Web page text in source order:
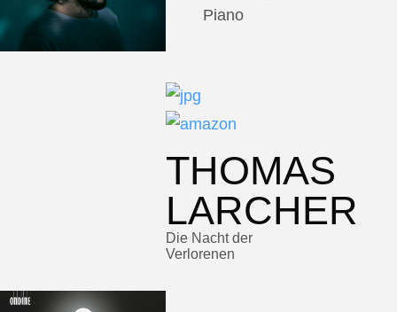
Piano
THOMAS
LARCHER
Die Nacht der
Verlorenen